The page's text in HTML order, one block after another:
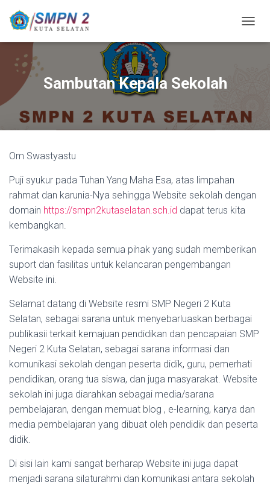
O
A
V
Sambutan Kepala Sekolah
Om Swastyastu
Puji syukur pada Tuhan Yang Maha Esa, atas limpahan
rahmat dan karunia-Nya sehingga Website sekolah dengan
domain https://smpn2kutaselatan.sch.id dapat terus kita
kembangkan.
Terimakasih kepada semua pihak yang sudah memberikan
suport dan fasilitas untuk kelancaran pengembangan
Website ini.
Selamat datang di Website resmi SMP Negeri 2 Kuta
Selatan, sebagai sarana untuk menyebarluaskan berbagai
publikasii terkait kemajuan pendidikan dan pencapaian SMP
Negeri 2 Kuta Selatan, sebagai sarana informasi dan
komunikasi sekolah dengan peserta didik, guru, pemerhati
pendidikan, orang tua siswa, dan juga masyarakat. Website
sekolah ini juga diarahkan sebagai media/sarana
pembelajaran, dengan memuat blog , e-learning, karya dan
media pembelajaran yang dibuat oleh pendidik dan peserta
didik.
Di sisi lain kami sangat berharap Website ini juga dapat
menjadi sarana silaturahmi dan komunikasi antara sekolah